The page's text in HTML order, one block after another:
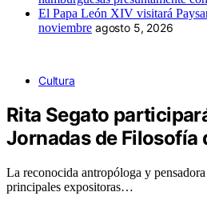
El Papa León XIV visitará
noviembre agosto 5, 2026
Cultura
Rita Segato
Jornadas de Filosofía
La reconocida antropóloga y
principales expositoras…